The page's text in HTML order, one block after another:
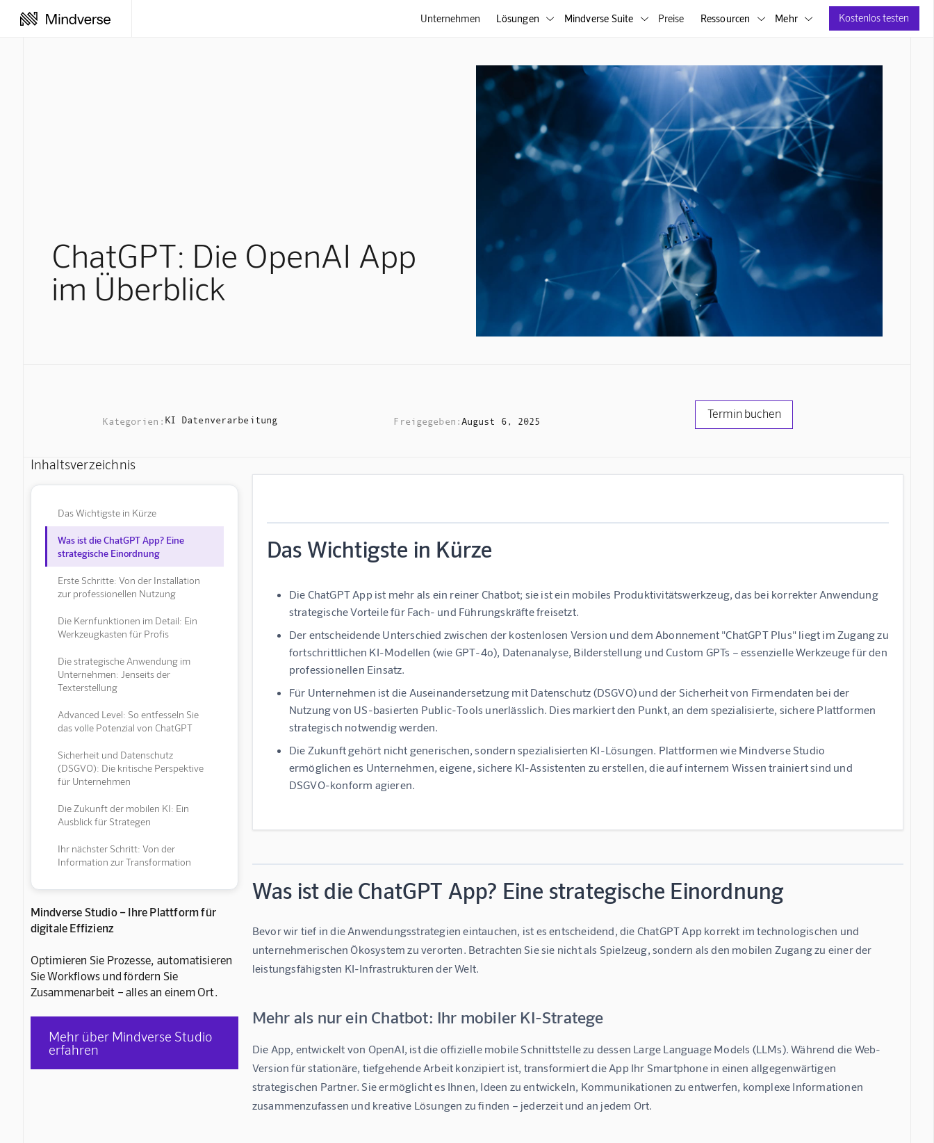
Unternehmen Lösungen  Mindverse Suite  Preise Ressourcen  Mehr  Kostenlos testen
ChatGPT: Die OpenAI App
im Überblick
Kategorien: KI Datenverarbeitung Freigegeben:August 6, 2025
Termin buchen
Inhaltsverzeichnis
Das Wichtigste in Kürze
Was ist die ChatGPT App? Eine
strategische Einordnung
Erste Schritte: Von der Installation
zur professionellen Nutzung
Die Kernfunktionen im Detail: Ein
Werkzeugkasten für Profis
Die strategische Anwendung im
Unternehmen: Jenseits der
Texterstellung
Advanced Level: So entfesseln Sie
das volle Potenzial von ChatGPT
Sicherheit und Datenschutz
(DSGVO): Die kritische Perspektive
für Unternehmen
Die Zukunft der mobilen KI: Ein
Ausblick für Strategen
Ihr nächster Schritt: Von der
Information zur Transformation
Mindverse Studio – Ihre Plattform für
digitale Effizienz
Optimieren Sie Prozesse, automatisieren
Sie Workflows und fördern Sie
Zusammenarbeit – alles an einem Ort.
Mehr über Mindverse Studio
erfahren
Das Wichtigste in Kürze
Die ChatGPT App ist mehr als ein reiner Chatbot; sie ist ein mobiles Produktivitätswerkzeug, das bei korrekter Anwendung
strategische Vorteile für Fach- und Führungskräfte freisetzt.
Der entscheidende Unterschied zwischen der kostenlosen Version und dem Abonnement "ChatGPT Plus" liegt im Zugang zu
fortschrittlichen KI-Modellen (wie GPT-4o), Datenanalyse, Bilderstellung und Custom GPTs – essenzielle Werkzeuge für den
professionellen Einsatz.
Für Unternehmen ist die Auseinandersetzung mit Datenschutz (DSGVO) und der Sicherheit von Firmendaten bei der
Nutzung von US-basierten Public-Tools unerlässlich. Dies markiert den Punkt, an dem spezialisierte, sichere Plattformen
strategisch notwendig werden.
Die Zukunft gehört nicht generischen, sondern spezialisierten KI-Lösungen. Plattformen wie Mindverse Studio
ermöglichen es Unternehmen, eigene, sichere KI-Assistenten zu erstellen, die auf internem Wissen trainiert sind und
DSGVO-konform agieren.
Was ist die ChatGPT App? Eine strategische Einordnung
Bevor wir tief in die Anwendungsstrategien eintauchen, ist es entscheidend, die ChatGPT App korrekt im technologischen und
unternehmerischen Ökosystem zu verorten. Betrachten Sie sie nicht als Spielzeug, sondern als den mobilen Zugang zu einer der
leistungsfähigsten KI-Infrastrukturen der Welt.
Mehr als nur ein Chatbot: Ihr mobiler KI-Stratege
Die App, entwickelt von OpenAI, ist die offizielle mobile Schnittstelle zu dessen Large Language Models (LLMs). Während die Web-
Version für stationäre, tiefgehende Arbeit konzipiert ist, transformiert die App Ihr Smartphone in einen allgegenwärtigen
strategischen Partner. Sie ermöglicht es Ihnen, Ideen zu entwickeln, Kommunikationen zu entwerfen, komplexe Informationen
zusammenzufassen und kreative Lösungen zu finden – jederzeit und an jedem Ort.